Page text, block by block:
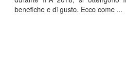
benefiche e di gusto. Ecco come ...